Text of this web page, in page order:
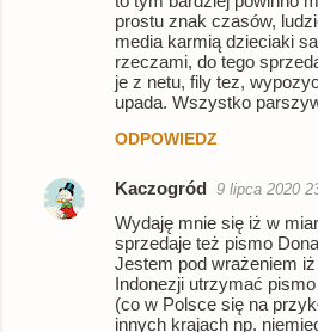
prostu znak czasów,
media karmią dzieciaki
rzeczami, do tego
je z netu, fily tez,
upada. Wszystko
ODPOWIEDZ
Kaczogród 9 lipca 2020
Wydaję mnie się iż w
sprzedaje też pismo
Jestem pod wrażeniem iż
Indonezji utrzymać
(co w Polsce się na
innych krajach np.